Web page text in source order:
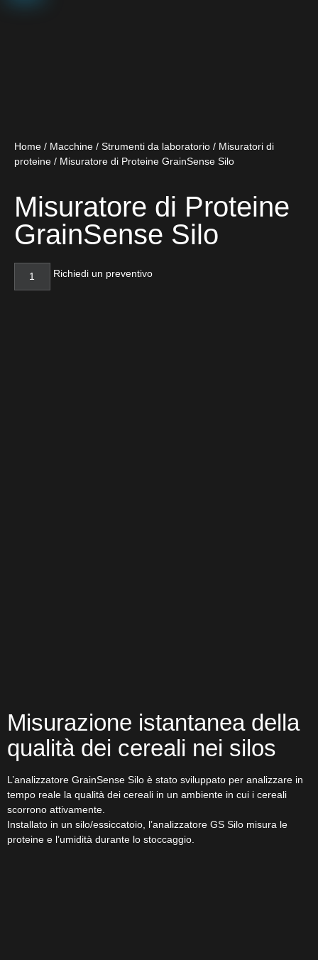
Home / Macchine / Strumenti da laboratorio / Misuratori di
proteine / Misuratore di Proteine GrainSense Silo
Misuratore di Proteine
GrainSense Silo
Richiedi un preventivo
Misurazione istantanea della
qualità dei cereali nei silos
L’analizzatore GrainSense Silo è stato sviluppato per analizzare in
tempo reale la qualità dei cereali in un ambiente in cui i cereali
scorrono attivamente.
Installato in un silo/essiccatoio, l’analizzatore GS Silo misura le
proteine e l’umidità durante lo stoccaggio.